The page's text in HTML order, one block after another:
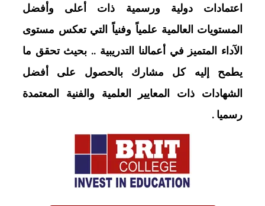
اعتمادات دولية ورسمية ذات أعلى وأفضل
المستويات العالمية علمياً وفنياً التي تعكس مستوى
الآداء المتميز في أعمالنا التدريبية .. بحيث تحقق ما
يطمح إليه كل مشارك بالحصول على أفضل
الشهادات ذات المعايير العلمية والفنية المعتمدة
رسميا .